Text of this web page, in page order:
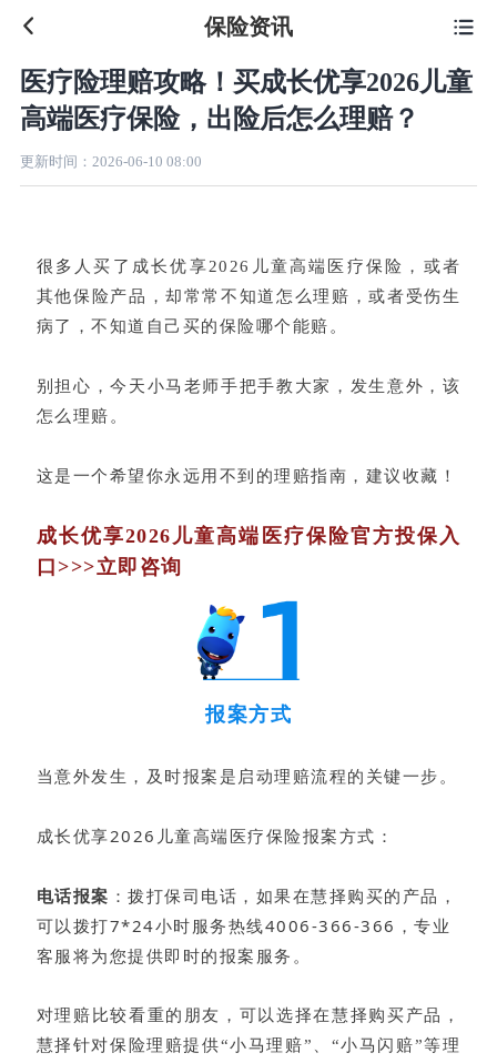
 保险资讯
医疗险理赔攻略！买成长优享2026儿童
高端医疗保险，出险后怎么理赔？
更新时间： 2026-06-10 08:00
很多人买 了 成长优享2026儿童高端医疗保险 ，或者
其他保险产品，却常常不知道怎么理赔，或者受伤生
病了，不知道自己买的保险哪个能赔。
别担心，今天小马老师手把手教大家，发生意外，该
怎么理赔。
这是一个希望你永远用不到的理赔指南，建议收藏！
成长优享2026儿童高端医疗保险官方投保入
口>>>立即咨询
报案方式
当意外发生，及时报案是启动理赔流程的关键一步。
成长优享2026儿童高端医疗保险报案方式：
电话报案 ：拨打保司电话，如果在慧择购买的产品，
可以拨打7*24小时服务热线4006-366-366，专业
客服将为您提供即时的报案服务。
对理赔比较看重的朋友，可以选择在慧择购买产品，
慧择针对保险理赔提供“小马理赔”、“小马闪赔”等理